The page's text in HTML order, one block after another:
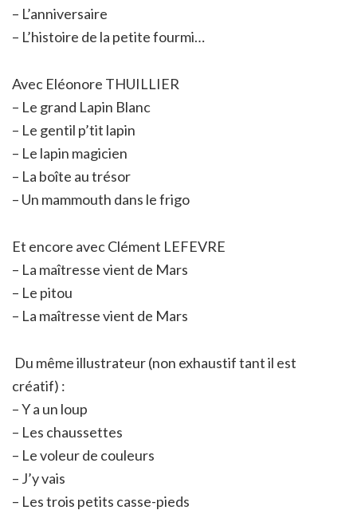
– L’anniversaire
– L’histoire de la petite fourmi…
Avec Eléonore THUILLIER
– Le grand Lapin Blanc
– Le gentil p’tit lapin
– Le lapin magicien
– La boîte au trésor
– Un mammouth dans le frigo
Et encore avec Clément LEFEVRE
– La maîtresse vient de Mars
– Le pitou
– La maîtresse vient de Mars
Du même illustrateur (non exhaustif tant il est
créatif) :
– Y a un loup
– Les chaussettes
– Le voleur de couleurs
– J’y vais
– Les trois petits casse-pieds